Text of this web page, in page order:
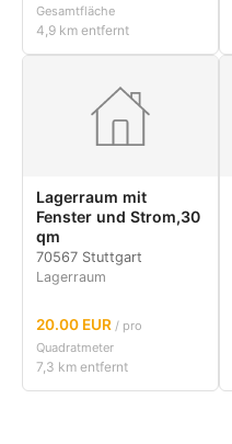
Gesamtfläche
4,9 km entfernt
Lagerraum mit
Fenster und Strom,30
qm
70567 Stuttgart
Lagerraum
20.00 EUR / pro
Quadratmeter
7,3 km entfernt